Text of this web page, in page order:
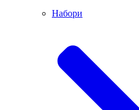
Набори